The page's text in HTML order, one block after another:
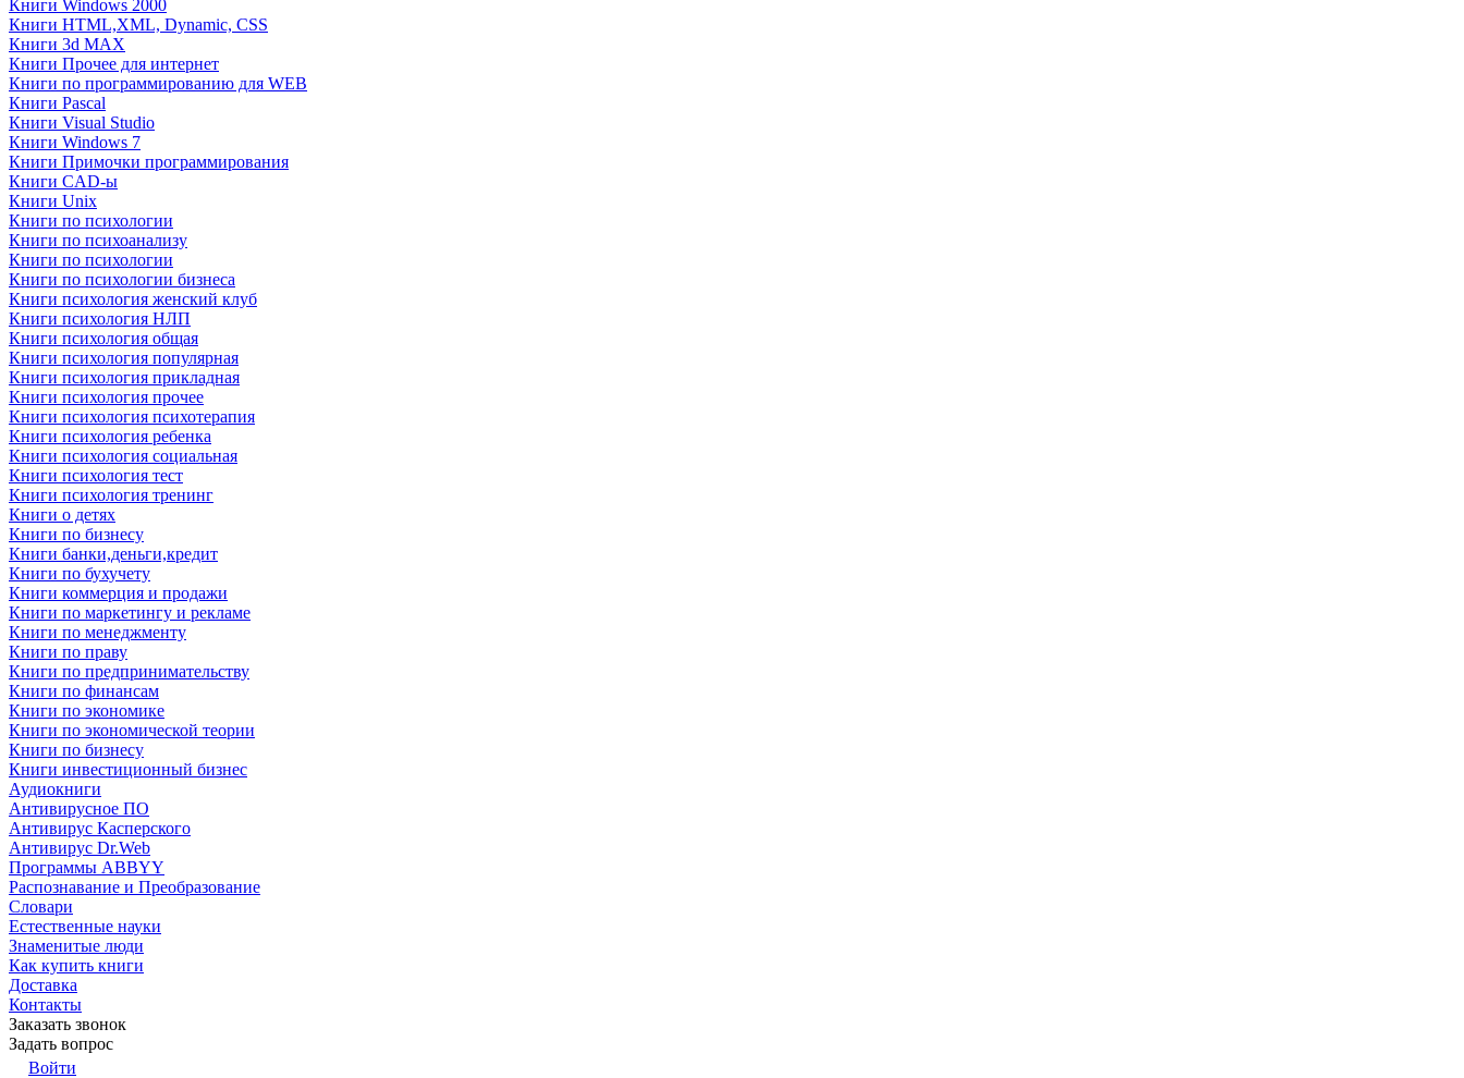
Книги Windows 2000
Книги HTML,XML, Dynamic, CSS
Книги 3d MAX
Книги Прочее для интернет
Книги по программированию для WEB
Книги Pascal
Книги Visual Studio
Книги Windows 7
Книги Примочки программирования
Книги CAD-ы
Книги Unix
Книги по психологии
Книги по психоанализу
Книги по психологии
Книги по психологии бизнеса
Книги психология женский клуб
Книги психология НЛП
Книги психология общая
Книги психология популярная
Книги психология прикладная
Книги психология прочее
Книги психология психотерапия
Книги психология ребенка
Книги психология социальная
Книги психология тест
Книги психология тренинг
Книги о детях
Книги по бизнесу
Книги банки,деньги,кредит
Книги по бухучету
Книги коммерция и продажи
Книги по маркетингу и рекламе
Книги по менеджменту
Книги по праву
Книги по предпринимательству
Книги по финансам
Книги по экономике
Книги по экономической теории
Книги по бизнесу
Книги инвестиционный бизнес
Аудиокниги
Антивирусное ПО
Антивирус Касперского
Антивирус Dr.Web
Программы ABBYY
Распознавание и Преобразование
Словари
Естественные науки
Знаменитые люди
Как купить книги
Доставка
Контакты
Заказать звонок
Задать вопрос
Войти